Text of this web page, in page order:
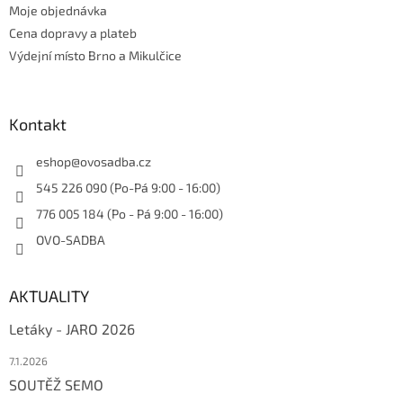
Moje objednávka
Cena dopravy a plateb
Výdejní místo Brno a Mikulčice
Kontakt
eshop@ovosadba.cz
545 226 090 (Po-Pá 9:00 - 16:00)
776 005 184 (Po - Pá 9:00 - 16:00)
OVO-SADBA
AKTUALITY
Letáky - JARO 2026
7.1.2026
SOUTĚŽ SEMO